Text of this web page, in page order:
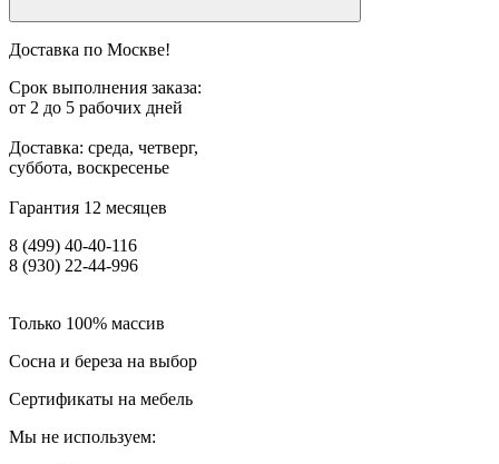
Доставка по Москве!
Срок выполнения заказа:
от 2 до 5 рабочих дней
Доставка: среда, четверг,
суббота, воскресенье
Гарантия 12 месяцев
8 (499) 40-40-116
8 (930) 22-44-996
Только 100% массив
Сосна и береза на выбор
Сертификаты на мебель
Мы не используем: